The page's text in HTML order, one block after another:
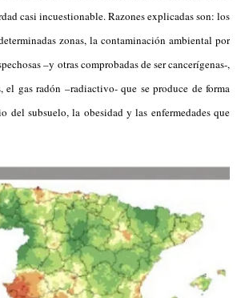
casi incuestionable. Razones explicadas son: los
zonas, la contaminación ambiental por
–y otras comprobadas de ser cancerígenas-,
el gas radón –radiactivo- que se produce de forma
del subsuelo, la obesidad y las enfermedades que